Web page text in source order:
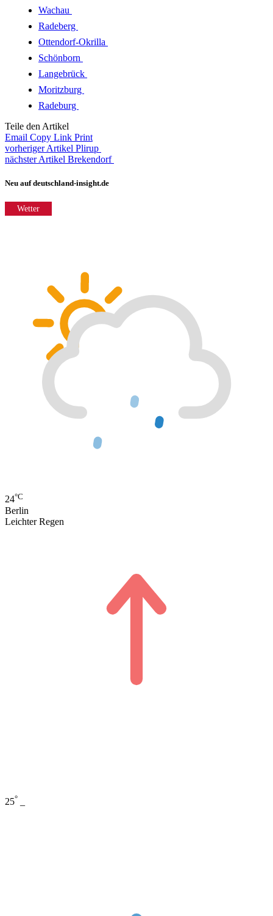
Wachau
Radeberg
Ottendorf-Okrilla
Schönborn
Langebrück
Moritzburg
Radeburg
Teile den Artikel
Email Copy Link Print
vorheriger Artikel Plirup
nächster Artikel Brekendorf
Neu auf deutschland-insight.de
Wetter
24°C
Berlin
Leichter Regen
25°